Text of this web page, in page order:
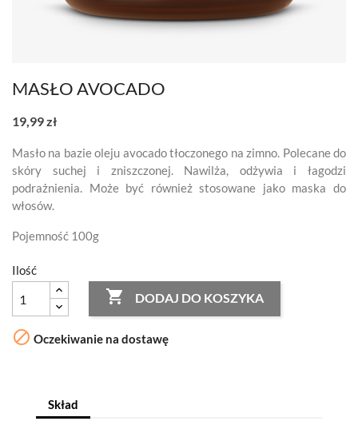
MASŁO AVOCADO
19,99 zł
Masło na bazie oleju avocado tłoczonego na zimno. Polecane do
skóry suchej i zniszczonej. Nawilża, odżywia i łagodzi
podrażnienia. Może być również stosowane jako maska do
włosów.
Pojemność 100g
Ilość
 DODAJ DO KOSZYKA
 Oczekiwanie na dostawę
Skład